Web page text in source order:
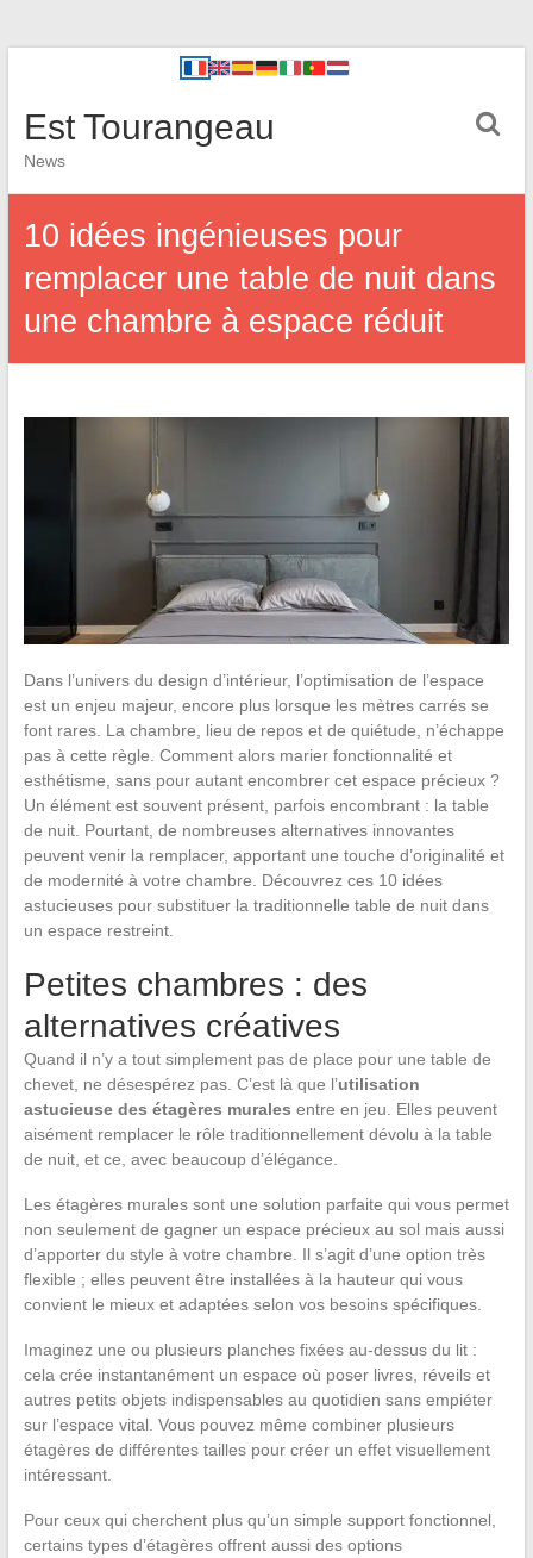
Est Tourangeau
News
10 idées ingénieuses pour
remplacer une table de nuit dans
une chambre à espace réduit
Dans l’univers du design d’intérieur, l’optimisation de l’espace
est un enjeu majeur, encore plus lorsque les mètres carrés se
font rares. La chambre, lieu de repos et de quiétude, n’échappe
pas à cette règle. Comment alors marier fonctionnalité et
esthétisme, sans pour autant encombrer cet espace précieux ?
Un élément est souvent présent, parfois encombrant : la table
de nuit. Pourtant, de nombreuses alternatives innovantes
peuvent venir la remplacer, apportant une touche d’originalité et
de modernité à votre chambre. Découvrez ces 10 idées
astucieuses pour substituer la traditionnelle table de nuit dans
un espace restreint.
Petites chambres : des
alternatives créatives
Quand il n’y a tout simplement pas de place pour une table de
chevet, ne désespérez pas. C’est là que l’utilisation
astucieuse des étagères murales entre en jeu. Elles peuvent
aisément remplacer le rôle traditionnellement dévolu à la table
de nuit, et ce, avec beaucoup d’élégance.
Les étagères murales sont une solution parfaite qui vous permet
non seulement de gagner un espace précieux au sol mais aussi
d’apporter du style à votre chambre. Il s’agit d’une option très
flexible ; elles peuvent être installées à la hauteur qui vous
convient le mieux et adaptées selon vos besoins spécifiques.
Imaginez une ou plusieurs planches fixées au-dessus du lit :
cela crée instantanément un espace où poser livres, réveils et
autres petits objets indispensables au quotidien sans empiéter
sur l’espace vital. Vous pouvez même combiner plusieurs
étagères de différentes tailles pour créer un effet visuellement
intéressant.
Pour ceux qui cherchent plus qu’un simple support fonctionnel,
certains types d’étagères offrent aussi des options